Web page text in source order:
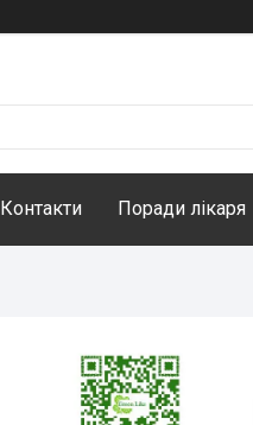
Контакти Поради лікаря